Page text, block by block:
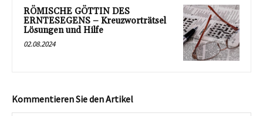
RÖMISCHE GÖTTIN DES
ERNTESEGENS – Kreuzworträtsel
Lösungen und Hilfe
02.08.2024
Kommentieren Sie den Artikel